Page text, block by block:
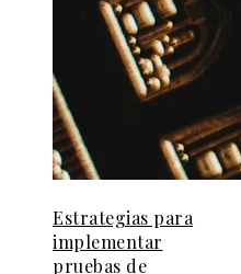
Estrategias para
implementar
pruebas de